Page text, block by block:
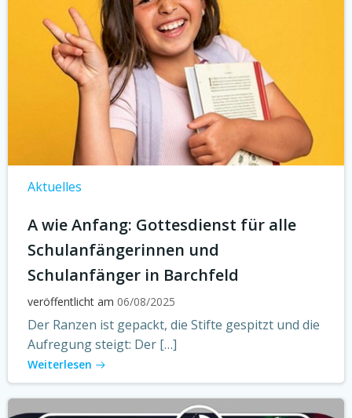
Aktuelles
A wie Anfang: Gottesdienst für alle
Schulanfängerinnen und
Schulanfänger in Barchfeld
veröffentlicht am 06/08/2025
Der Ranzen ist gepackt, die Stifte gespitzt und die
Aufregung steigt: Der […]
Weiterlesen